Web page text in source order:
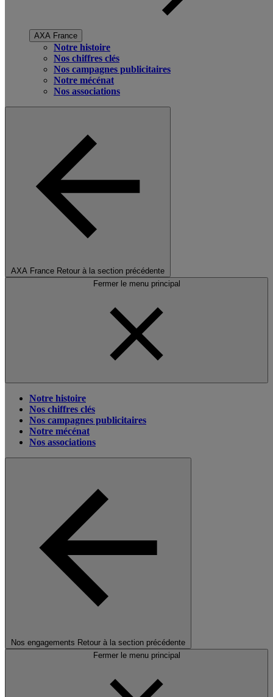
AXA France
Notre histoire
Nos chiffres clés
Nos campagnes publicitaires
Notre mécénat
Nos associations
AXA France Retour à la section précédente
Fermer le menu principal
Notre histoire
Nos chiffres clés
Nos campagnes publicitaires
Notre mécénat
Nos associations
Nos engagements Retour à la section précédente
Fermer le menu principal